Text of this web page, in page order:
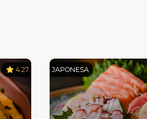
4.27 JAPONESA